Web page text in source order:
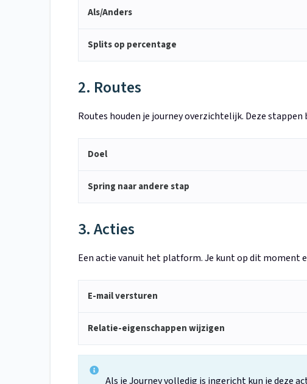
Als/Anders
Splits op percentage
2. Routes
Routes houden je journey overzichtelijk. Deze
Doel
Spring naar andere stap
3. Acties
Een actie vanuit het platform. Je kunt op dit moment
E-mail versturen
Relatie-eigenschappen wijzigen
Als je Journey volledig is ingericht kun je deze